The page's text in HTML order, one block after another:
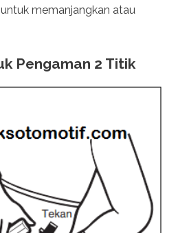
memanjangkan atau
Pengaman 2 Titik